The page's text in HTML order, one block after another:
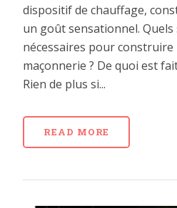
dispositif de chauffage,
un goût sensationnel.
nécessaires pour
maçonnerie ? De quoi est
Rien de plus si...
READ MORE